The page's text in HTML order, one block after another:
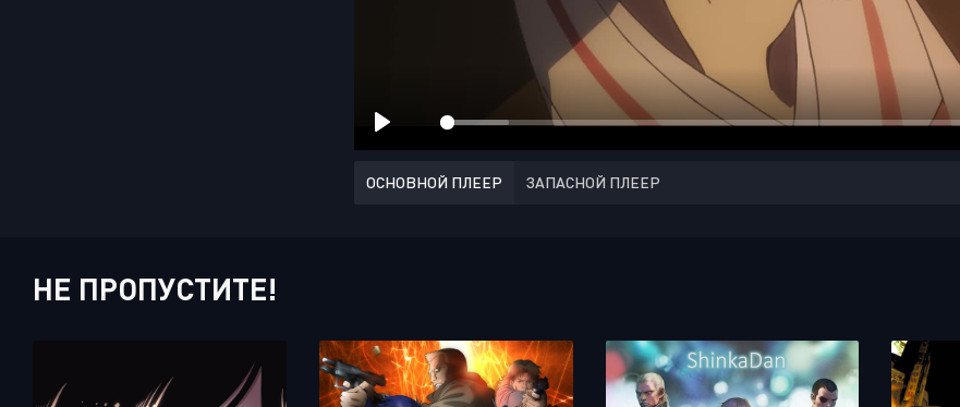
ОСНОВНОЙ ПЛЕЕР ЗАПАСНОЙ ПЛЕЕР
НЕ ПРОПУСТИТЕ!